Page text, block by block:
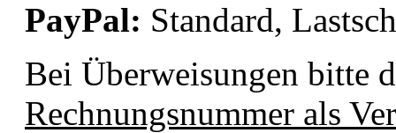
PayPal: Standard,
Bei Überweisungen bitte
Rechnungsnummer als